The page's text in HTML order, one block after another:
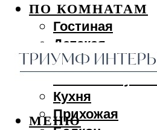
ПО КОМНАТАМ
Гостиная
Детская
Спальня
Кухня
Прихожая
МЕНЮ